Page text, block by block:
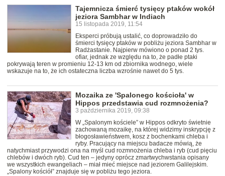
Tajemnicza śmierć tysięcy ptaków wokół
jeziora Sambhar w Indiach
15 listopada 2019, 11:54
Eksperci próbują ustalić, co doprowadziło do
śmierci tysięcy ptaków w pobliżu jeziora Sambhar w
Radżastanie. Najpierw mówiono o ponad 2 tys.
ofiar, jednak ze względu na to, że padłe ptaki
pokrywają teren w promieniu 12-13 km od zbiornika wodnego, wiele
wskazuje na to, że ich ostateczna liczba wzrośnie nawet do 5 tys.
Mozaika ze 'Spalonego kościoła' w
Hippos przedstawia cud rozmnożenia?
3 października 2019, 09:38
W „Spalonym kościele” w Hippos odkryto świetnie
zachowaną mozaikę, na której widzimy inskrypcję z
błogosławieństwem, kosz z bochenkami chleba i
ryby. Pracujący na miejscu badacze mówią, że
natychmiast przywodzi ona na myśl cud rozmnożenia chleba i ryb (cud pięciu
chlebów i dwóch ryb). Cud ten – jedyny oprócz zmartwychwstania opisany
we wszystkich ewangeliach – miał mieć miejsce nad jeziorem Galilejskim.
„Spalony kościół” znajduje się w pobliżu tego jeziora.